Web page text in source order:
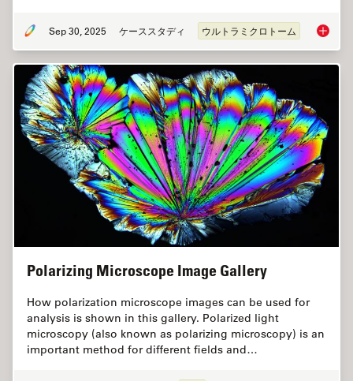
Sep 30, 2025 ケーススタディ ウルトラミクロトーム
Polarizing Microscope Image Gallery
How polarization microscope images can be used for
analysis is shown in this gallery. Polarized light
microscopy (also known as polarizing microscopy) is an
important method for different fields and…